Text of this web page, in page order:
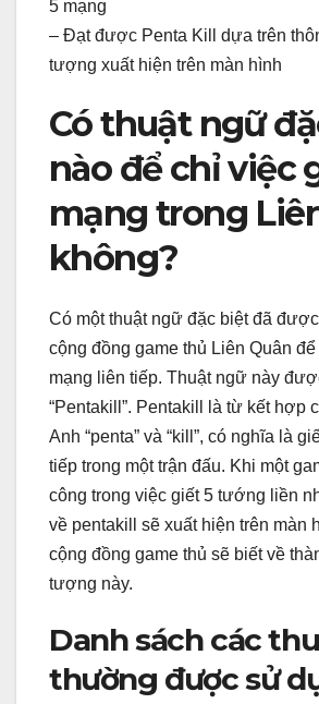
5 mạng
– Đạt được Penta Kill dựa trên
tượng xuất hiện trên màn hình
Có thuật ngữ
nào để chỉ việc
mạng trong
không?
Có một thuật ngữ đặc biệt đã
cộng đồng game thủ Liên Quân
mạng liên tiếp. Thuật ngữ này
“Pentakill”. Pentakill là từ kết hợp
Anh “penta” và “kill”, có nghĩa là
tiếp trong một trận đấu. Khi một
công trong việc giết 5 tướng liền
về pentakill sẽ xuất hiện trên màn
cộng đồng game thủ sẽ biết về
tượng này.
Danh sách các
thường được sử